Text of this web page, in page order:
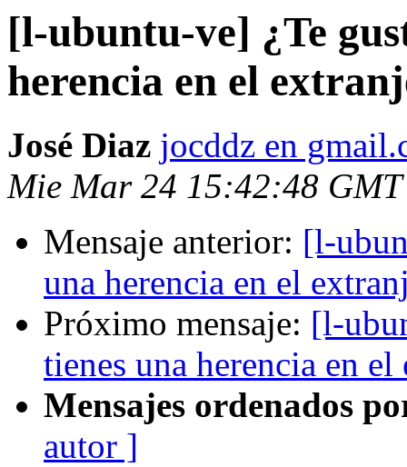
[l-ubuntu-ve] ¿Te
herencia en el
José Diaz jocddz en
Mie Mar 24 15:42:48
Mensaje anterior: [l-
una herencia en el
Próximo mensaje: [l-
tienes una herencia en el
Mensajes ordenados
autor ]